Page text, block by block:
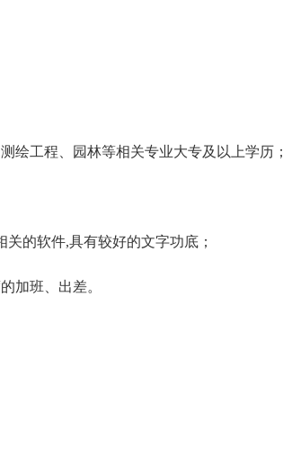
绘工程、园林等相关专业大专及以上学历；
关的软件,具有较好的文字功底；
加班、出差。